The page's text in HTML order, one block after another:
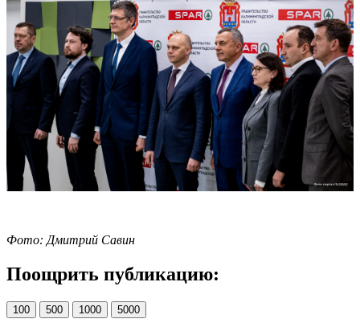
Фото: Дмитрий Савин
Поощрить публикацию:
100 500 1000 5000